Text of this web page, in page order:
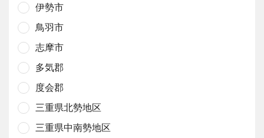
伊勢市
鳥羽市
志摩市
多気郡
度会郡
三重県北勢地区
三重県中南勢地区